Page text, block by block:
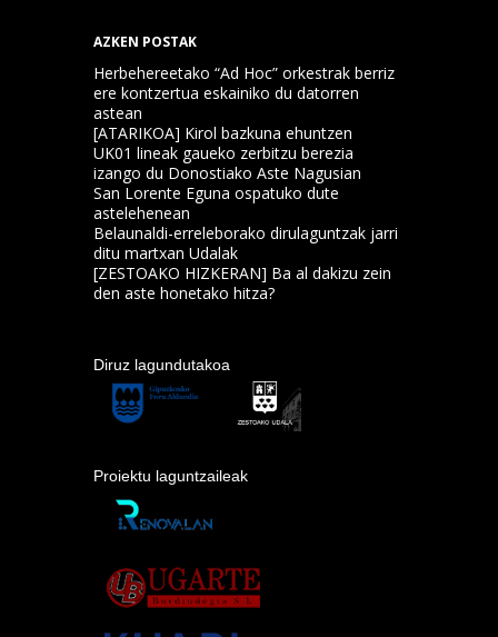
AZKEN POSTAK
Herbehereetako “Ad Hoc” orkestrak berriz
ere kontzertua eskainiko du datorren
astean
[ATARIKOA] Kirol bazkuna ehuntzen
UK01 lineak gaueko zerbitzu berezia
izango du Donostiako Aste Nagusian
San Lorente Eguna ospatuko dute
astelehenean
Belaunaldi-erreleborako dirulaguntzak jarri
ditu martxan Udalak
[ZESTOAKO HIZKERAN] Ba al dakizu zein
den aste honetako hitza?
Diruz lagundutakoa
Proiektu laguntzaileak